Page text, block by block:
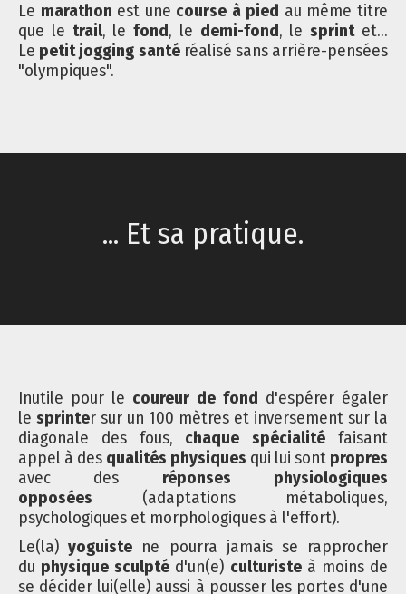
Le marathon est une course à pied au même titre
que le trail, lefond, le demi-fond, lesprintet...
Le petit jogging santéréalisé sans arrière-pensées
"olympiques".
... Et sa pratique.
Inutile pour le coureur de fond d'espérer égaler
le sprinter sur un 100 mètres et inversement sur la
diagonale des fous, chaque spécialité faisant
appel à des qualités physiques qui lui sont propres
avec des réponses physiologiques
opposées (adaptations métaboliques,
psychologiques et morphologiques à l'effort).
Le(la)yoguiste ne pourra jamais se rapprocher
du physique sculpté d'un(e) culturisteà moins de
se décider lui(elle) aussi à pousser les portes d'une